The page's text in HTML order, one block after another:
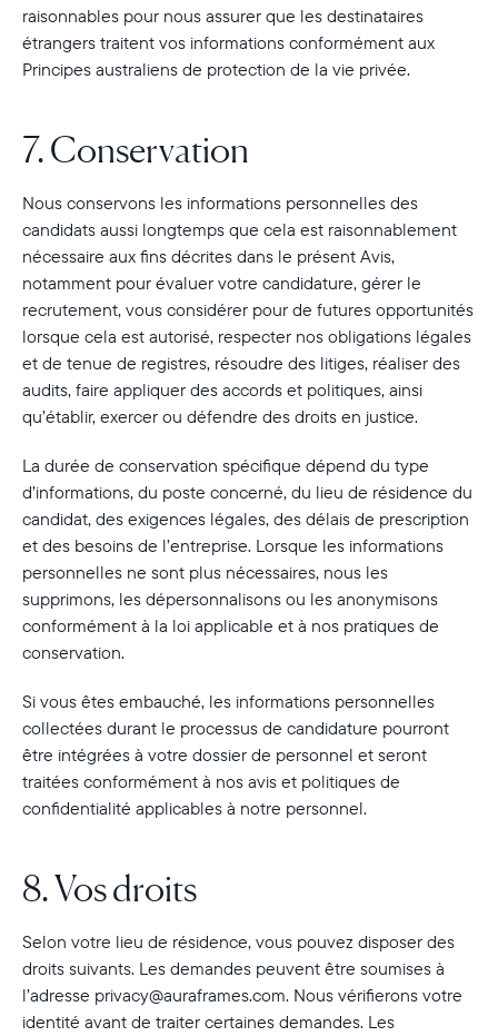
raisonnables pour nous assurer que les destinataires
étrangers traitent vos informations conformément aux
Principes australiens de protection de la vie privée.
7. Conservation
Nous conservons les informations personnelles des
candidats aussi longtemps que cela est raisonnablement
nécessaire aux fins décrites dans le présent Avis,
notamment pour évaluer votre candidature, gérer le
recrutement, vous considérer pour de futures opportunités
lorsque cela est autorisé, respecter nos obligations légales
et de tenue de registres, résoudre des litiges, réaliser des
audits, faire appliquer des accords et politiques, ainsi
qu’établir, exercer ou défendre des droits en justice.
La durée de conservation spécifique dépend du type
d’informations, du poste concerné, du lieu de résidence du
candidat, des exigences légales, des délais de prescription
et des besoins de l’entreprise. Lorsque les informations
personnelles ne sont plus nécessaires, nous les
supprimons, les dépersonnalisons ou les anonymisons
conformément à la loi applicable et à nos pratiques de
conservation.
Si vous êtes embauché, les informations personnelles
collectées durant le processus de candidature pourront
être intégrées à votre dossier de personnel et seront
traitées conformément à nos avis et politiques de
confidentialité applicables à notre personnel.
8. Vos droits
Selon votre lieu de résidence, vous pouvez disposer des
droits suivants. Les demandes peuvent être soumises à
l’adresse privacy@auraframes.com. Nous vérifierons votre
identité avant de traiter certaines demandes. Les